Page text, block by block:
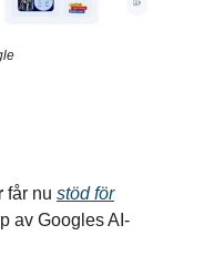
får nu stöd för
av Googles AI-